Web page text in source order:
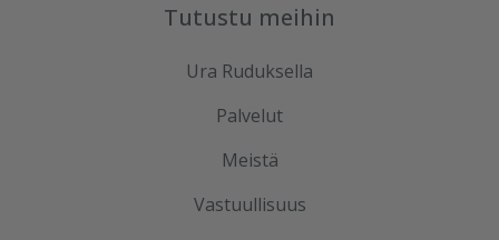
Tutustu meihin
Ura Ruduksella
Palvelut
Meistä
Vastuullisuus